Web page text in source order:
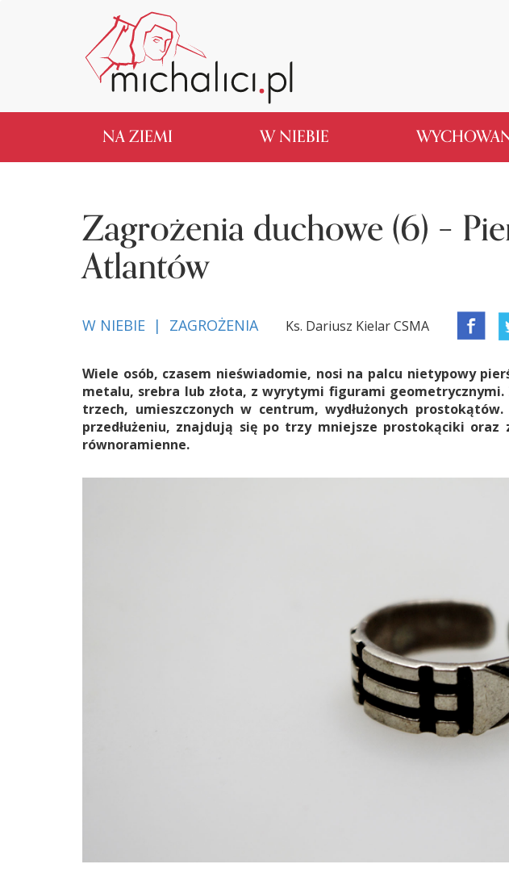
NA ZIEMI W NIEBIE
Zagrożenia duchowe (6) –
Atlantów
W NIEBIE | ZAGROŻENIA Ks. Dariusz Kielar CSMA
Wiele osób, czasem nieświadomie, nosi na palcu nietypowy
metalu, srebra lub złota, z wyrytymi figurami geometrycznymi.
trzech, umieszczonych w centrum, wydłużonych
przedłużeniu, znajdują się po trzy mniejsze prostokąciki
równoramienne.